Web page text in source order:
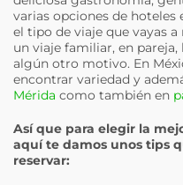
varias opciones de hoteles
el tipo de viaje que vayas
un viaje familiar, en
algún otro motivo. En
encontrar variedad y
Mérida como también en
Así que para elegir la
aquí te damos unos tips
reservar: